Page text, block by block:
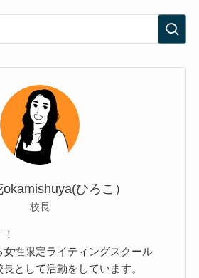
ひろこ）
校長
性限定ライティングスクール
長として活動をしています。